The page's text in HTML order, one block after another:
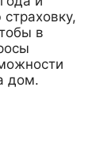
в
дом.